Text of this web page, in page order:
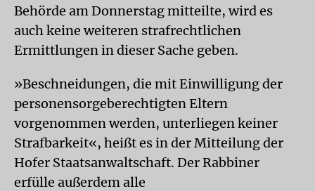
Behörde am Donnerstag mitteilte, wird es
auch keine weiteren strafrechtlichen
Ermittlungen in dieser Sache geben.
»Beschneidungen, die mit Einwilligung der
personensorgeberechtigten Eltern
vorgenommen werden, unterliegen keiner
Strafbarkeit«, heißt es in der Mitteilung der
Hofer Staatsanwaltschaft. Der Rabbiner
erfülle außerdem alle